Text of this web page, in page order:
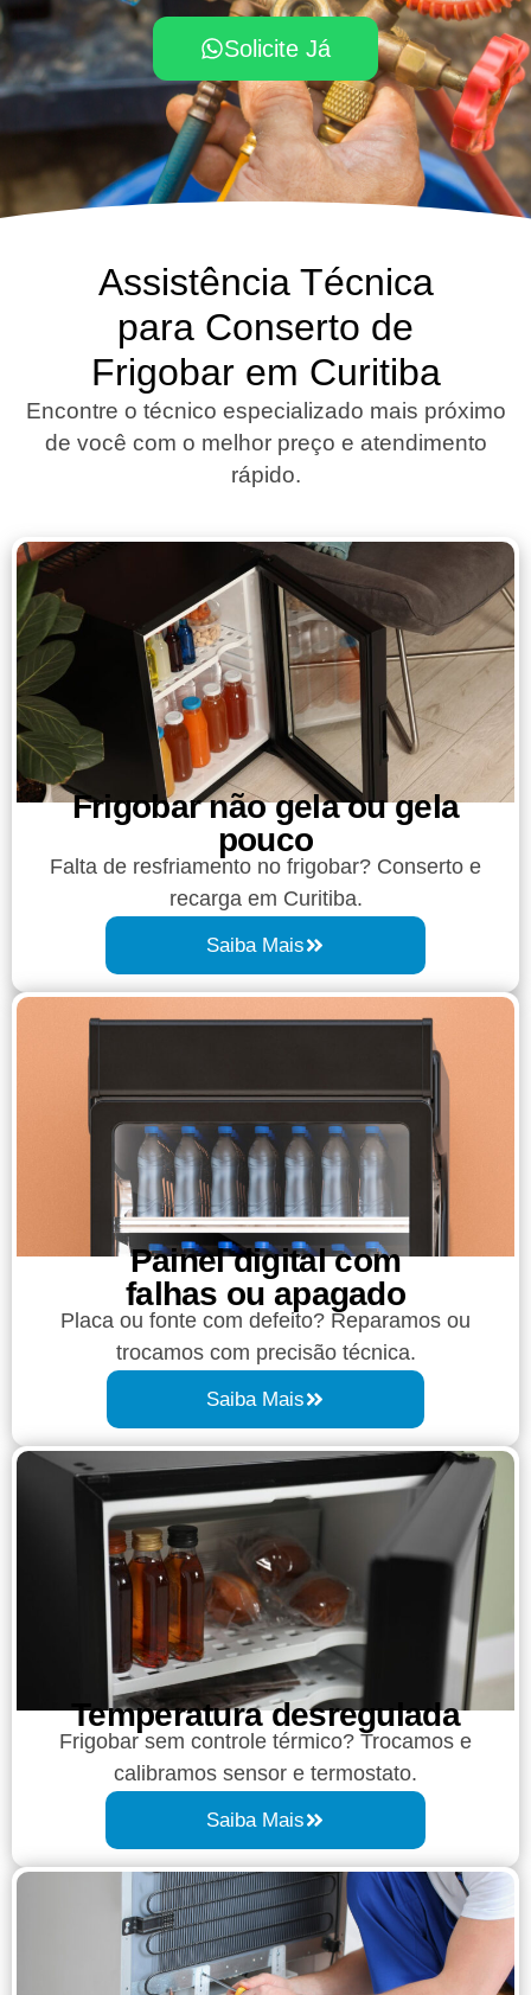
Solicite Já
Assistência Técnica
para Conserto de
Frigobar em Curitiba
Encontre o técnico especializado mais próximo
de você com o melhor preço e atendimento
rápido.
Frigobar não gela ou gela
pouco​
Falta de resfriamento no frigobar? Conserto e
recarga em Curitiba.
Saiba Mais
Painel digital com
falhas ou apagado​
Placa ou fonte com defeito? Reparamos ou
trocamos com precisão técnica.
Saiba Mais
Temperatura desregulada
Frigobar sem controle térmico? Trocamos e
calibramos sensor e termostato.
Saiba Mais